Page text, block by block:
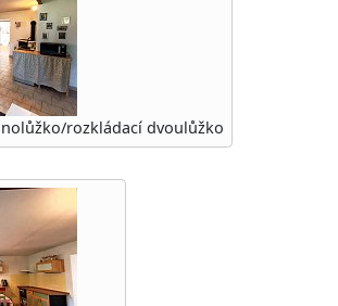
rozkládací dvoulůžko